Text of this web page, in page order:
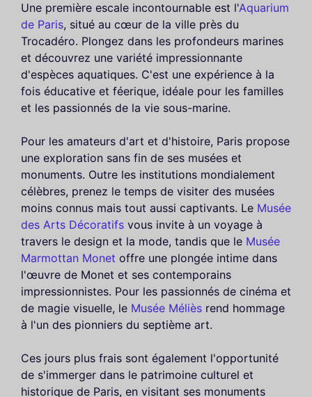
Une première escale incontournable est l'Aquarium
de Paris, situé au cœur de la ville près du
Trocadéro. Plongez dans les profondeurs marines
et découvrez une variété impressionnante
d'espèces aquatiques. C'est une expérience à la
fois éducative et féerique, idéale pour les familles
et les passionnés de la vie sous-marine.
Pour les amateurs d'art et d'histoire, Paris propose
une exploration sans fin de ses musées et
monuments. Outre les institutions mondialement
célèbres, prenez le temps de visiter des musées
moins connus mais tout aussi captivants. Le Musée
des Arts Décoratifs vous invite à un voyage à
travers le design et la mode, tandis que le Musée
Marmottan Monet offre une plongée intime dans
l'œuvre de Monet et ses contemporains
impressionnistes. Pour les passionnés de cinéma et
de magie visuelle, le Musée Méliès rend hommage
à l'un des pionniers du septième art.
Ces jours plus frais sont également l'opportunité
de s'immerger dans le patrimoine culturel et
historique de Paris, en visitant ses monuments